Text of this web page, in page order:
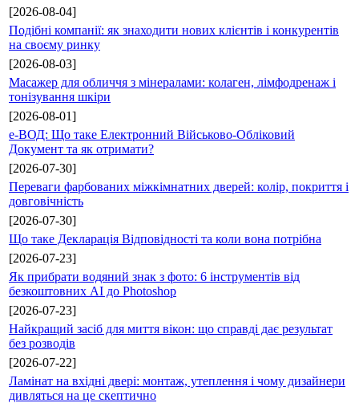
[2026-08-04]
Подібні компанії: як знаходити нових клієнтів і конкурентів
на своєму ринку
[2026-08-03]
Масажер для обличчя з мінералами: колаген, лімфодренаж і
тонізування шкіри
[2026-08-01]
е-ВОД: Що таке Електронний Військово-Обліковий
Документ та як отримати?
[2026-07-30]
Переваги фарбованих міжкімнатних дверей: колір, покриття і
довговічність
[2026-07-30]
Що таке Декларація Відповідності та коли вона потрібна
[2026-07-23]
Як прибрати водяний знак з фото: 6 інструментів від
безкоштовних AI до Photoshop
[2026-07-23]
Найкращий засіб для миття вікон: що справді дає результат
без розводів
[2026-07-22]
Ламінат на вхідні двері: монтаж, утеплення і чому дизайнери
дивляться на це скептично